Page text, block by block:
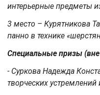
интерьерные предметы
3 место – Курятникова
панно в технике
Специальные призы
- Суркова Надежда
творческих